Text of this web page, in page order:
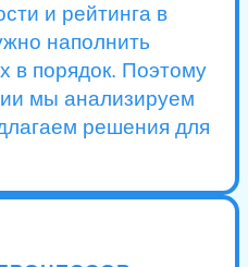
и рейтинга в
наполнить
в порядок. Поэтому
мы анализируем
решения для